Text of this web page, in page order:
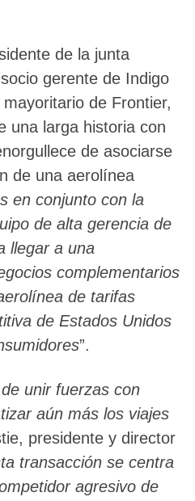
de la junta
gerente de Indigo
de Frontier,
una larga historia con
de asociarse
de una aerolínea
en conjunto con la
de alta gerencia de
llegar a una
complementarios
de tarifas
de Estados Unidos
”.
unir fuerzas con
aún más los viajes
presidente y director
transacción se centra
agresivo de